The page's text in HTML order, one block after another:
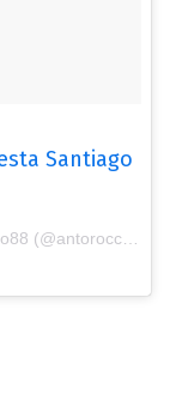
Santiago